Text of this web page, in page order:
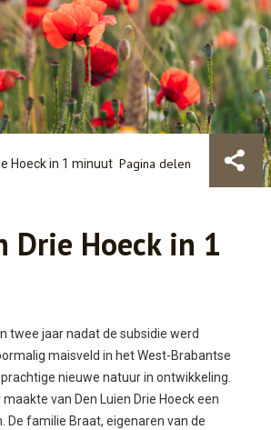
Hoeck in 1 minuut Pagina delen
Drie Hoeck in 1
twee jaar nadat de subsidie werd
maisveld in het West-Brabantse
nieuwe natuur in ontwikkeling.
van Den Luien Drie Hoeck een
De familie Braat, eigenaren van de